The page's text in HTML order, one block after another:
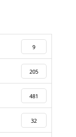
9
205
481
32